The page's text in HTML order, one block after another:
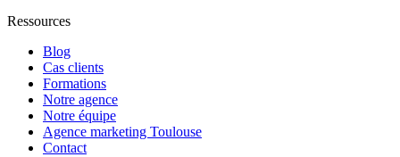
Ressources
Blog
Cas clients
Formations
Notre agence
Notre équipe
Agence marketing Toulouse
Contact